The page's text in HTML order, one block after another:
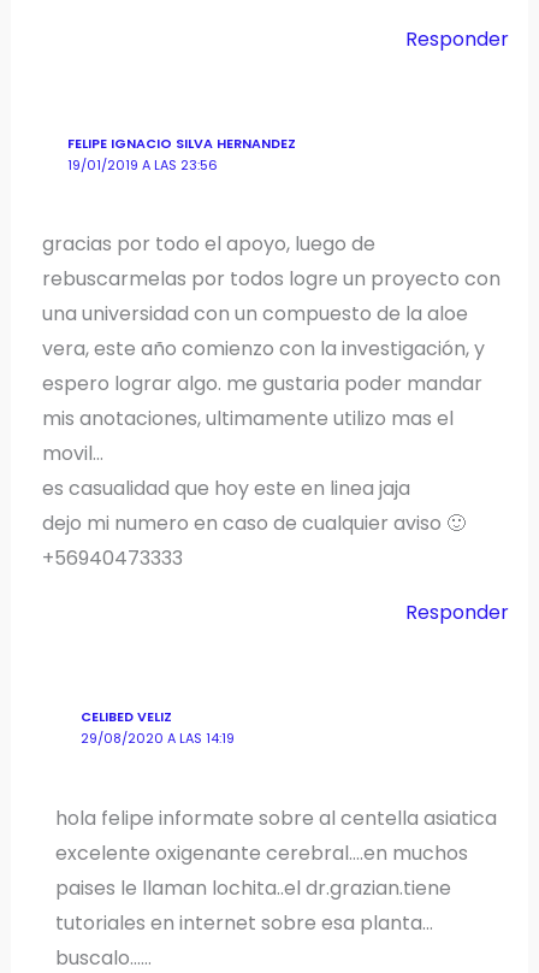
Responder
FELIPE IGNACIO SILVA HERNANDEZ
19/01/2019 A LAS 23:56
gracias por todo el apoyo, luego de
rebuscarmelas por todos logre un proyecto con
una universidad con un compuesto de la aloe
vera, este año comienzo con la investigación, y
espero lograr algo. me gustaria poder mandar
mis anotaciones, ultimamente utilizo mas el
movil…
es casualidad que hoy este en linea jaja
dejo mi numero en caso de cualquier aviso 🙂
+56940473333
Responder
CELIBED VELIZ
29/08/2020 A LAS 14:19
hola felipe informate sobre al centella asiatica
excelente oxigenante cerebral….en muchos
paises le llaman lochita..el dr.grazian.tiene
tutoriales en internet sobre esa planta…
buscalo……